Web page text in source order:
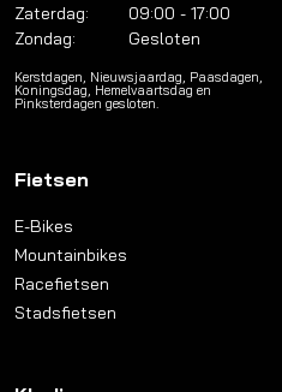
Zaterdag:
09:00 - 17:00
Zondag:
Gesloten
Kerstdagen, Nieuwsjaardag, Paasdagen,
Koningsdag, Hemelvaartsdag en
Pinksterdagen gesloten.
Fietsen
E-Bikes
Mountainbikes
Racefietsen
Stadsfietsen